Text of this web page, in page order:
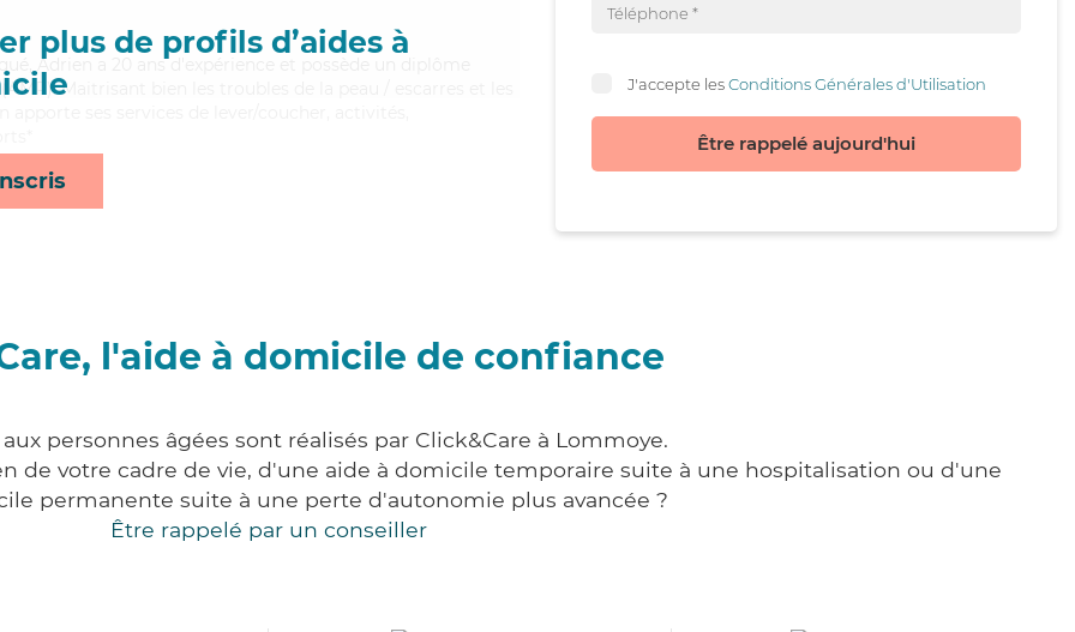
plus de profils d’aides à
Adrien a 20 ans d'expérience et possède un diplôme
Maitrisant bien les troubles de la peau / escarres et les
J'accepte lesConditions Générales d'Utilisation
Être rappelé aujourd'hui
l'aide à domicile de confiance
aux personnes âgées sont réalisés par Click&Care à Lommoye.
de votre cadre de vie, d'une aide à domicile temporaire suite à une hospitalisation ou d'une
permanente suite à une perte d'autonomie plus avancée ?
Être rappelé par un conseiller